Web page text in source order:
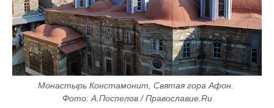
Монастырь Констамонит, Святая гора Афон.
Фото: А.Поспелов / Православие.Ru